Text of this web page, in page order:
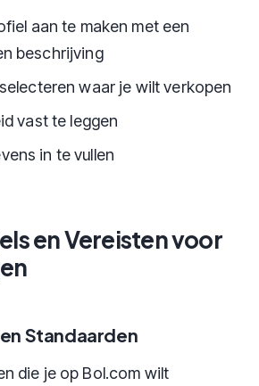
aan te maken met een
beschrijving
waar je wilt verkopen
vast te leggen
in te vullen
en Vereisten voor
Standaarden
die je op Bol.com wilt